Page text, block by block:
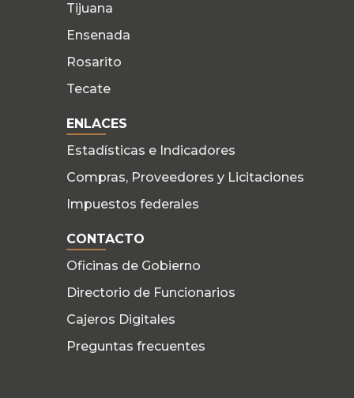
Tijuana
Ensenada
Rosarito
Tecate
ENLACES
Estadísticas e Indicadores
Compras, Proveedores y Licitaciones
Impuestos federales
CONTACTO
Oficinas de Gobierno
Directorio de Funcionarios
Cajeros Digitales
Preguntas frecuentes